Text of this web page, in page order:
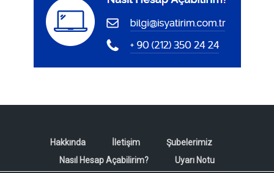
Hakkında İletişim
Şubelerimiz
Nasıl Hesap Açabilirim?
Uyarı Notu